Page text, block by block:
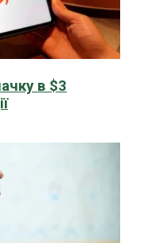
в $3